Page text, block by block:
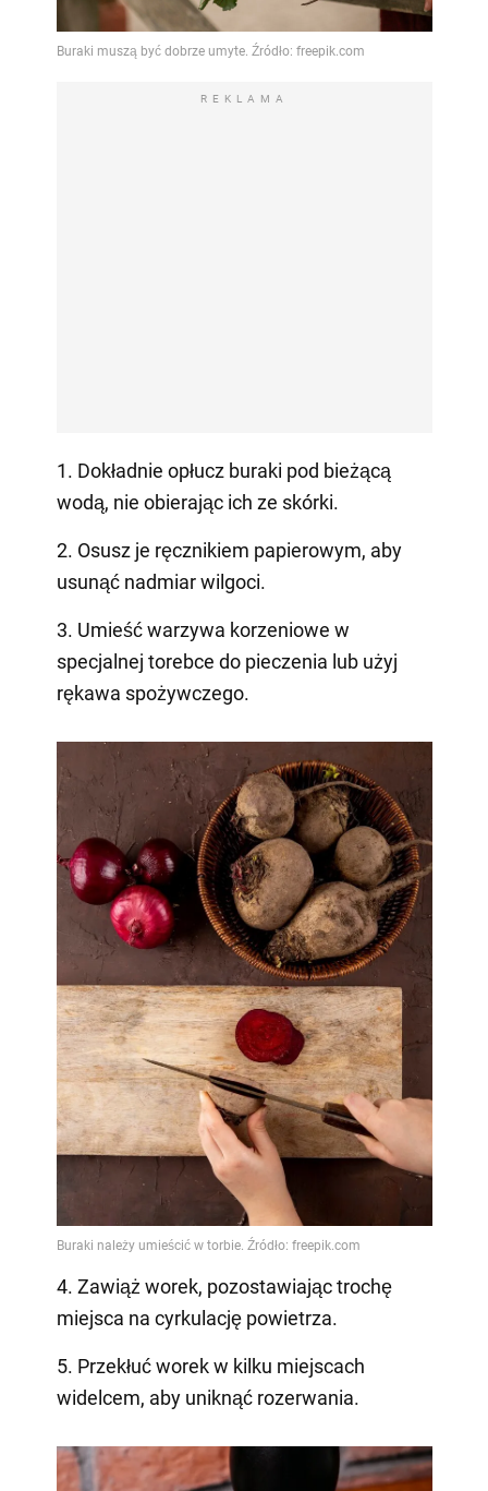
REKLAMA
1. Dokładnie opłucz buraki pod bieżącą
wodą, nie obierając ich ze skórki.
2. Osusz je ręcznikiem papierowym, aby
usunąć nadmiar wilgoci.
3. Umieść warzywa korzeniowe w
specjalnej torebce do pieczenia lub użyj
rękawa spożywczego.
4. Zawiąż worek, pozostawiając trochę
miejsca na cyrkulację powietrza.
5. Przekłuć worek w kilku miejscach
widelcem, aby uniknąć rozerwania.